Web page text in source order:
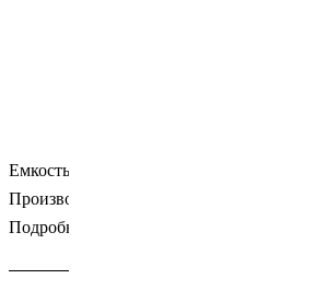
Емкость для дозирования препарата.
Производитель: JNB (Китай).
Подробности